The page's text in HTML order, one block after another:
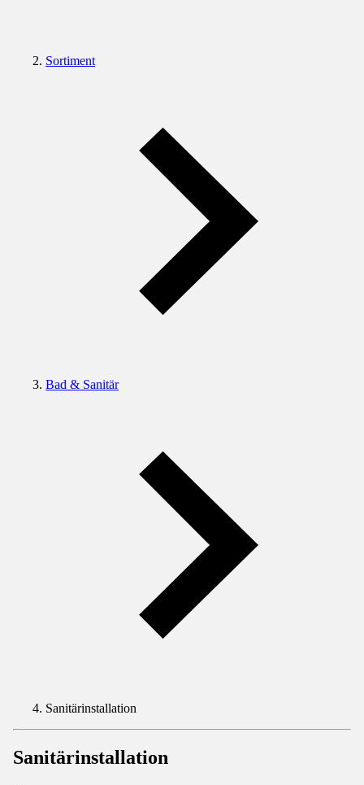
Sortiment
Bad & Sanitär
Sanitärinstallation
Sanitärinstallation